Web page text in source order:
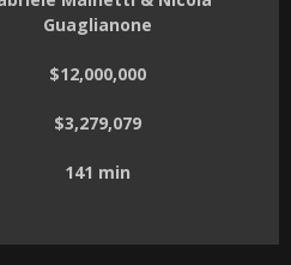
Guaglianone
$12,000,000
$3,279,079
141 min